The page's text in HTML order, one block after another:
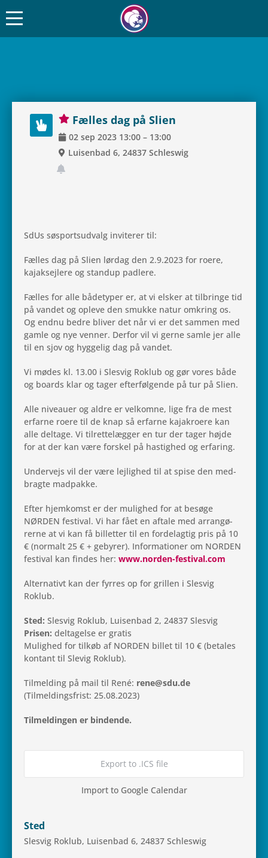
Fælles dag på Slien
02 sep 2023 13:00 – 13:00
Lui­sen­bad 6, 24837 Sch­leswig
SdUs søsport­s­ud­valg invi­te­rer til:
Fælles dag på Slien lørdag den 2.9.2023 for roere,
kajak­sej­lere og stan­dup padlere.
Fælles for alle både­ty­per er, at vi elsker at til­bringe tid
på vandet og opleve den smukke natur omkring os.
Og endnu bedre bliver det når vi er det sammen med
gamle og nye venner. Derfor vil vi gerne samle jer alle
til en sjov og hyg­ge­lig dag på vandet.
Vi mødes kl. 13.00 i Slesvig Roklub og gør vores både
og boards klar og tager efter­føl­gende på tur på Slien.
Alle niveauer og aldre er vel­komne, lige fra de mest
erfarne roere til de knap så erfarne kaja­kro­ere kan
alle del­tage. Vi til­ret­te­læg­ger en tur der tager højde
for at der kan være for­skel på hastig­hed og erfaring.
Under­vejs vil der være lej­lig­hed til at spise den med­
bragte madpakke.
Efter hjem­komst er der mulig­hed for at besøge
NØRDEN festi­val. Vi har fået en aftale med arran­gø­
rerne at vi kan få bil­let­ter til en for­del­ag­tig pris på 10
€ (nor­malt 25 € + geby­rer). Infor­ma­tio­ner om NORDEN
festi­val kan findes her: www.norden-festival.com
Alter­na­tivt kan der fyrres op for gril­len i Slesvig
Roklub.
Sted: Slesvig Roklub, Lui­sen­bad 2, 24837 Slesvig
Prisen: del­ta­gelse er gratis
Mulig­hed for tilkøb af NORDEN billet til 10 € (beta­les
kon­tant til Slevig Roklub).
Til­mel­ding på mail til René: rene@sdu.de
(Til­mel­dings­frist: 25.08.2023)
Til­mel­din­gen er bindende.
Export to .ICS file
Import to Google Calendar
Sted
Slesvig Roklub, Lui­sen­bad 6, 24837 Schleswig